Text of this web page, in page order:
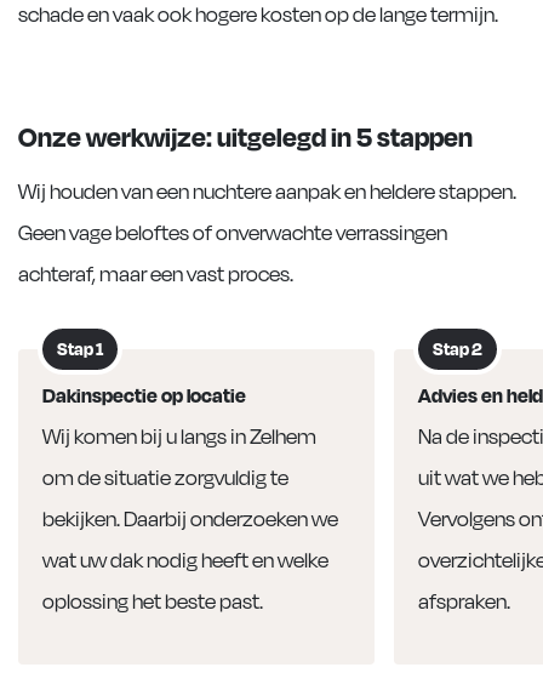
schade en vaak ook hogere kosten op de lange termijn.
Onze werkwijze: uitgelegd in 5 stappen
Wij houden van een nuchtere aanpak en heldere stappen.
Geen vage beloftes of onverwachte verrassingen
achteraf, maar een vast proces.
Stap 1
Dakinspectie op locatie
Wij komen bij u langs in Zelhem
om de situatie zorgvuldig te
bekijken. Daarbij onderzoeken we
wat uw dak nodig heeft en welke
oplossing het beste past.
Stap 2
Advies en
Na de
uit wat we
Vervolgens
afspraken.